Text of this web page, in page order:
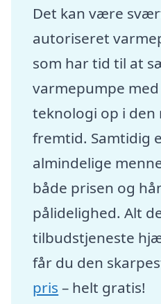
Det kan være
autoriseret
som har tid til at
varmepumpe
teknologi op i
fremtid. Samtidig
almindelige
både prisen og
pålidelighed. Alt
tilbudstjeneste
får du den
pris – helt gratis!